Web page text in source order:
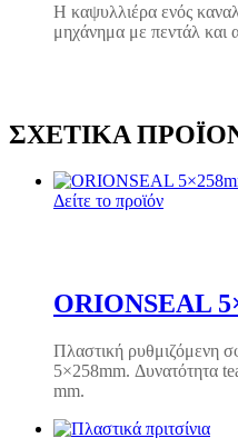
Η καψυλλιέρα ενός
μηχάνημα με πεντάλ και
ΣΧΕΤΙΚΆ
Δείτε το προϊόν
ORIONSEAL
Πλαστική ρυθμιζόμενη
5×258mm. Δυνατότητα
mm.